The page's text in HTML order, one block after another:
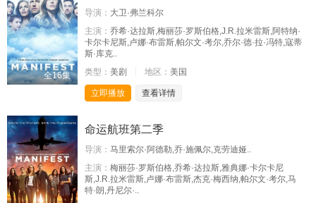
全16集
导演： 大卫·弗兰科尔
主演： 乔希·达拉斯,梅丽莎·罗斯伯格,J.R.拉米雷斯,阿特纳·
卡尔卡尼斯,卢娜·布雷斯,帕尔文·考尔,乔尔·德·拉·冯特,寇蒂
斯·库克..
类型： 美剧 地区： 美国
立即播放 查看详情
命运航班第二季
导演： 马里索尔·阿德勒,乔·施佩尔,克劳迪娅..
主演： 梅丽莎·罗斯伯格,乔希·达拉斯,雅典娜·卡尔卡尼
斯,J.R.拉米雷斯,卢娜·布雷斯,杰克·梅西纳,帕尔文·考尔,马
特·朗,丹尼尔·..